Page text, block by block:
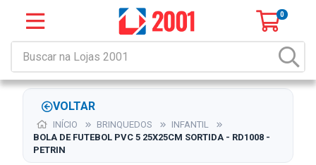
0
VOLTAR
INÍCIO BRINQUEDOS
INFANTIL
BOLA DE FUTEBOL PVC 5 25X25CM SORTIDA - RD1008 -
PETRIN